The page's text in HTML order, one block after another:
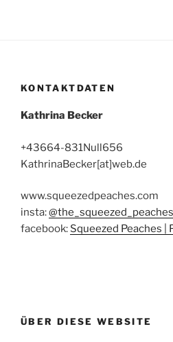
KONTAKTDATEN
Kathrina Becker
+43664-831Null656
KathrinaBecker[at]web.de
www.squeezedpeaches.com
insta:@the_squeezed_peaches
facebook: Squeezed Peaches |
ÜBER DIESE WEBSITE